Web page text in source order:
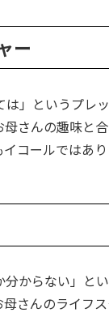
ー
」というプレ
さんの趣味と
コールではあり
からない」と
さんのライフ